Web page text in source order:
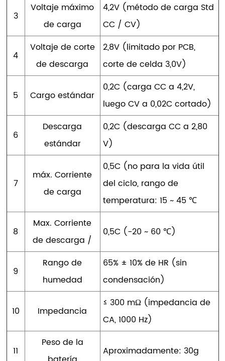
3
Voltaje máximo
de carga
4,2V (método de carga Std
CC / CV)
4
Voltaje de corte
de descarga
2,8V (limitado por PCB,
corte de celda 3,0V)
5 Cargo estándar
0,2C (carga CC a 4,2V,
luego CV a 0,02C cortado)
6
Descarga
estándar
0,2C (descarga CC a 2,80
V)
7
máx. Corriente
de carga
0,5C (no para la vida útil
del ciclo, rango de
temperatura: 15 ~ 45 ℃
8
Max. Corriente
de descarga /
0,5C (-20 ~ 60 ℃)
9
Rango de
humedad
65% ± 10% de HR (sin
condensación)
10 Impedancia
≤ 300 mΩ (impedancia de
CA, 1000 Hz)
11
Peso de la
Aproximadamente: 30g